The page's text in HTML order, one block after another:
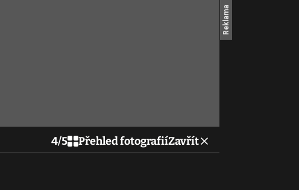
4/5 Přehled fotografiíZavřít